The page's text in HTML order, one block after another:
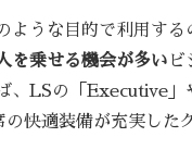
ような目的で利用する
を乗せる機会が多い ビ
、LSの「Executive
の快適装備が充実した